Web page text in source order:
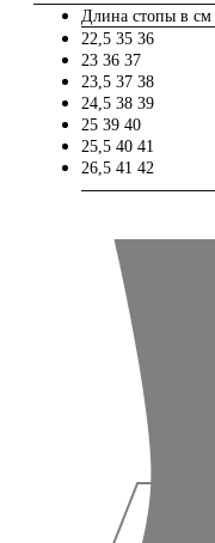
Длина стопы в см
22,5 35 36
23 36 37
23,5 37 38
24,5 38 39
25 39 40
25,5 40 41
26,5 41 42